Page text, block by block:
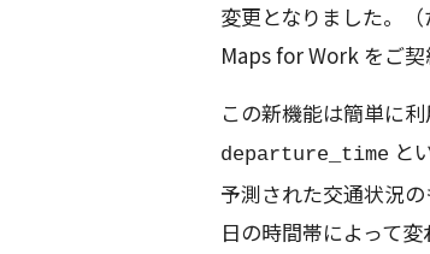
変更となりました。
Maps for Work をご契
この新機能は簡単に
departure_time と
予測された交通状況
日の時間帯によって